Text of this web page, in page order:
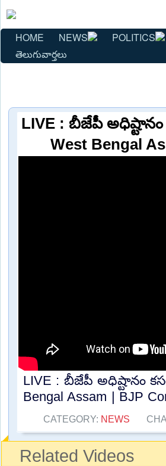
HOME NEWS POLITICS
తెలుగువార్తలు
LIVE : బీజేపీ అధిష్టానం
West Bengal
LIVE : బీజేపీ అధిష్టానం
Bengal Assam | BJP
CATEGORY: NEWS
Related Videos